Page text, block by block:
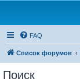
FAQ
Список форумов
Поиск